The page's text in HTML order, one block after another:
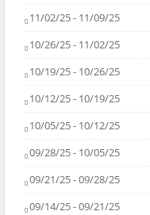
11/02/25 - 11/09/25
10/26/25 - 11/02/25
10/19/25 - 10/26/25
10/12/25 - 10/19/25
10/05/25 - 10/12/25
09/28/25 - 10/05/25
09/21/25 - 09/28/25
09/14/25 - 09/21/25